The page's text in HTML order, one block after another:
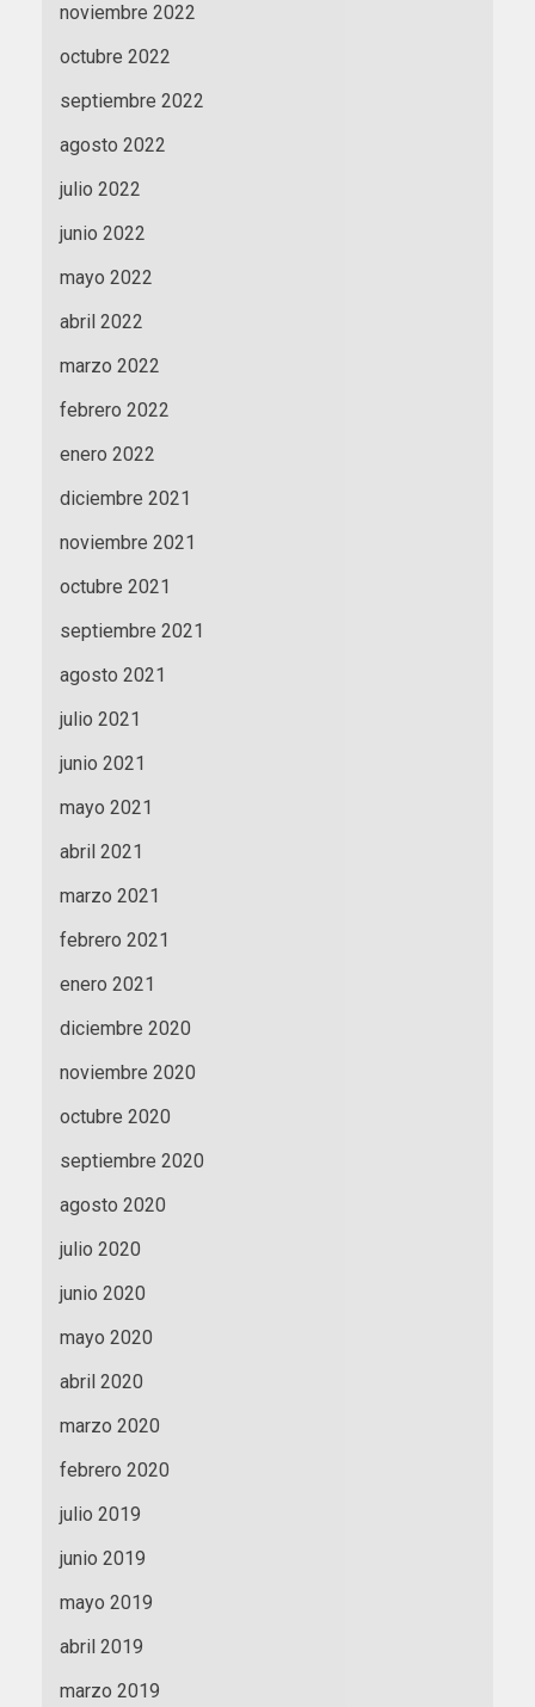
noviembre 2022
octubre 2022
septiembre 2022
agosto 2022
julio 2022
junio 2022
mayo 2022
abril 2022
marzo 2022
febrero 2022
enero 2022
diciembre 2021
noviembre 2021
octubre 2021
septiembre 2021
agosto 2021
julio 2021
junio 2021
mayo 2021
abril 2021
marzo 2021
febrero 2021
enero 2021
diciembre 2020
noviembre 2020
octubre 2020
septiembre 2020
agosto 2020
julio 2020
junio 2020
mayo 2020
abril 2020
marzo 2020
febrero 2020
julio 2019
junio 2019
mayo 2019
abril 2019
marzo 2019